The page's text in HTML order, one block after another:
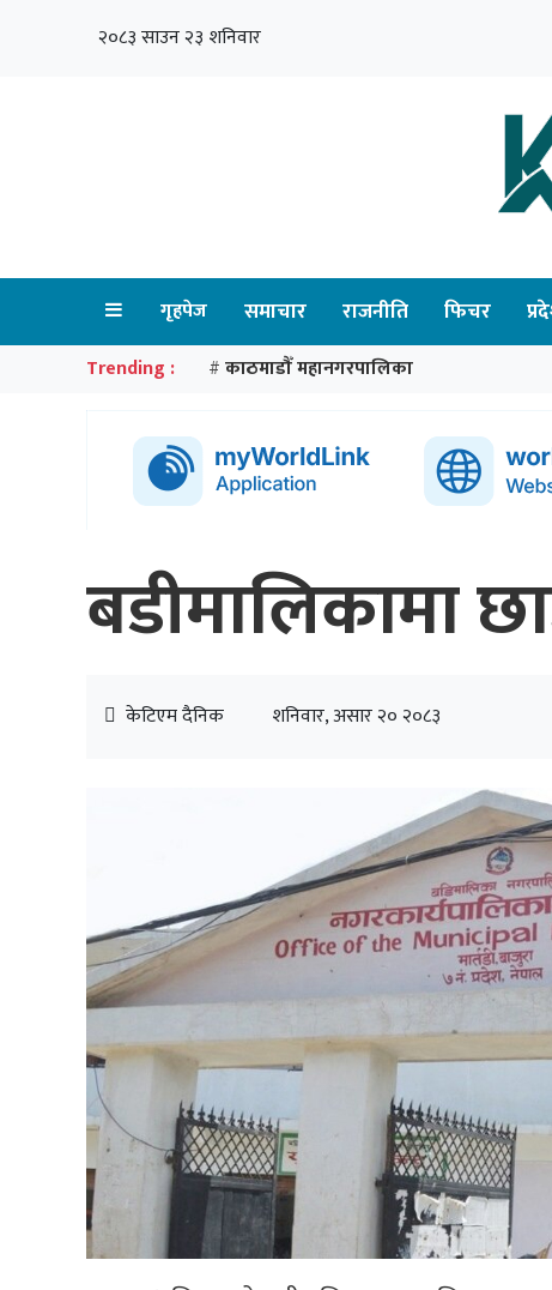
२०८३ साउन २३ शनिवार
गृहपेज समाचार राजनीति फिचर
Trending : # काठमाडौँ महानगरपालिका
बडीमालिकामा
केटिएम दैनिक शनिवार, असार २० २०८३